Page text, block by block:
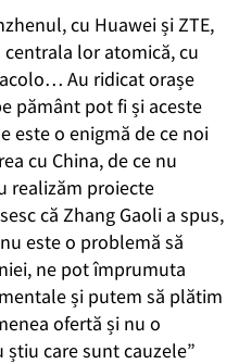
cu Huawei și ZTE,
lor atomică, cu
Au ridicat orașe
pământ pot fi și aceste
este o enigmă de ce noi
cu China, de ce nu
realizăm proiecte
că Zhang Gaoli a spus,
este o problemă să
ne pot împrumuta
și putem să plătim
ofertă și nu o
care sunt cauzele”